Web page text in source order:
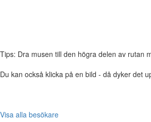
Tips: Dra musen till den högra delen av rutan
Du kan också klicka på en bild - då dyker det
Visa alla besökare